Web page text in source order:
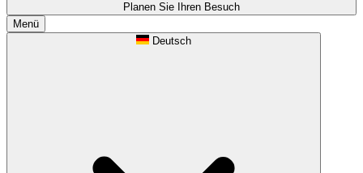
Planen Sie Ihren Besuch
Menü
Deutsch